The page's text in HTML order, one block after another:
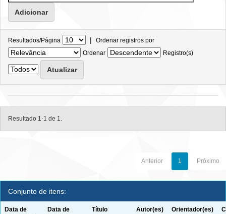
Resultados/Página | Ordenar registros por
Ordenar
Registro(s)
Resultado 1-1 de 1.
Anterior 1 Próximo
Conjunto de itens:
Data de
Data de
Título Autor(es) Orientador(es)